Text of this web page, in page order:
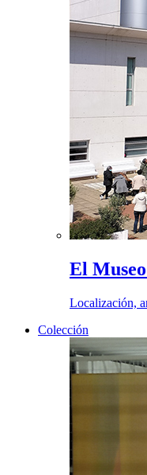
El
Localización,
Colección